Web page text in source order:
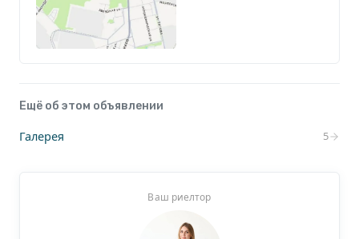
Ещё об этом объявлении
Галерея 5
Ваш риелтор